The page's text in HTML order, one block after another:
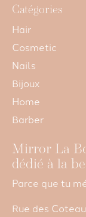
Catégories
Hair
Cosmetic
Nails
Bijoux
Home
Barber
Mirror La
dédié à la
Parce que tu
Rue des